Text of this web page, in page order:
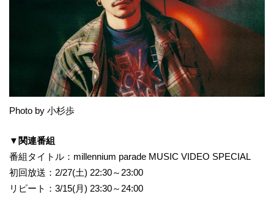
Photo by 小杉歩
▼関連番組
番組タイトル：millennium parade MUSIC VIDEO SPECIAL
初回放送：2/27(土) 22:30～23:00
リピート：3/15(月) 23:30～24:00